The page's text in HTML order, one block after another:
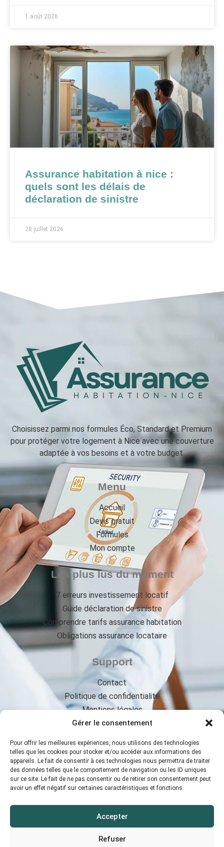
Gérer le consentement
Pour offrir les meilleures expériences, nous utilisons des technologies
telles que les cookies pour stocker et/ou accéder aux informations des
appareils. Le fait de consentir à ces technologies nous permettra de traiter
des données telles que le comportement de navigation ou les ID uniques
sur ce site. Le fait de ne pas consentir ou de retirer son consentement peut
avoir un effet négatif sur certaines caractéristiques et fonctions.
Accepter
Refuser
1 août 2026
Assurance habitation à nice :
quels sont les délais de
déclaration de sinistre
28 juillet 2026
Choisissez parmi nos formules Éco, Standard et Premium
pour protéger votre logement à Nice avec une couverture
adaptée à vos besoins et à votre budget.
Menu
Accueil
Devis gratuit
Formules
Mon compte
Les plus lus du moment
7 erreurs investissement locatif
Guide déclaration de sinistre
Comprendre tarifs assurance habitation
Obligations assurance locataire
Support
Contact
Politique de confidentialité
Mentions légales
Qui sommes-nous ?
contact@assurance-habitation-nice.fr
© 2026 assurance-habitation-nice.fr • Tous droits